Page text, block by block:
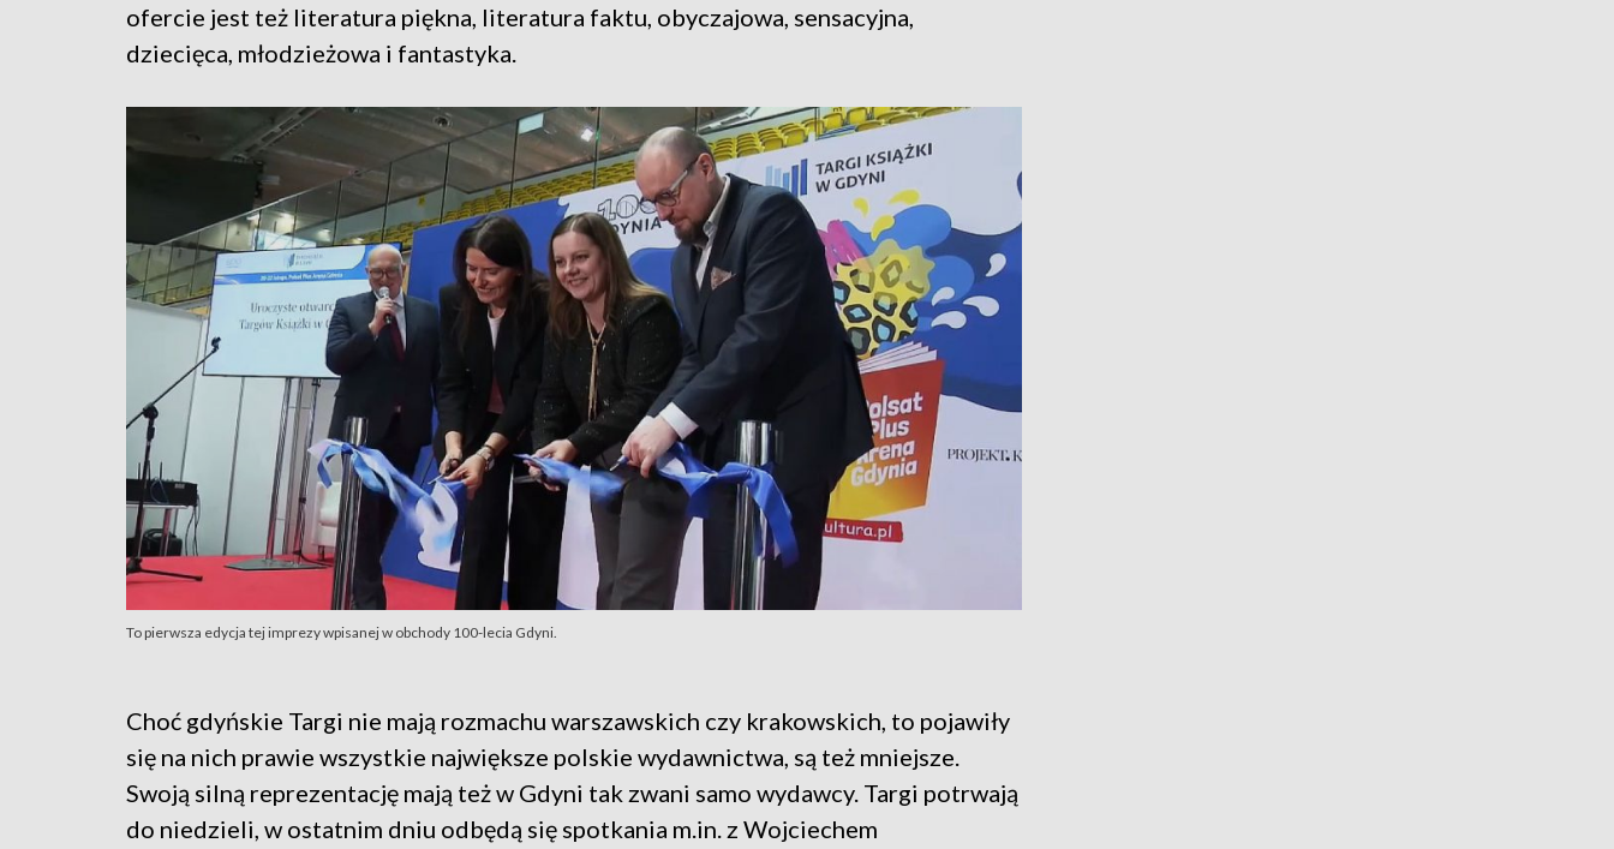
ofercie jest też literatura piękna, literatura faktu, obyczajowa, sensacyjna,
dziecięca, młodzieżowa i fantastyka.
To pierwsza edycja tej imprezy wpisanej w obchody 100-lecia Gdyni.
Choć gdyńskie Targi nie mają rozmachu warszawskich czy krakowskich, to pojawiły
się na nich prawie wszystkie największe polskie wydawnictwa, są też mniejsze.
Swoją silną reprezentację mają też w Gdyni tak zwani samo wydawcy. Targi potrwają
do niedzieli, w ostatnim dniu odbędą się spotkania m.in. z Wojciechem